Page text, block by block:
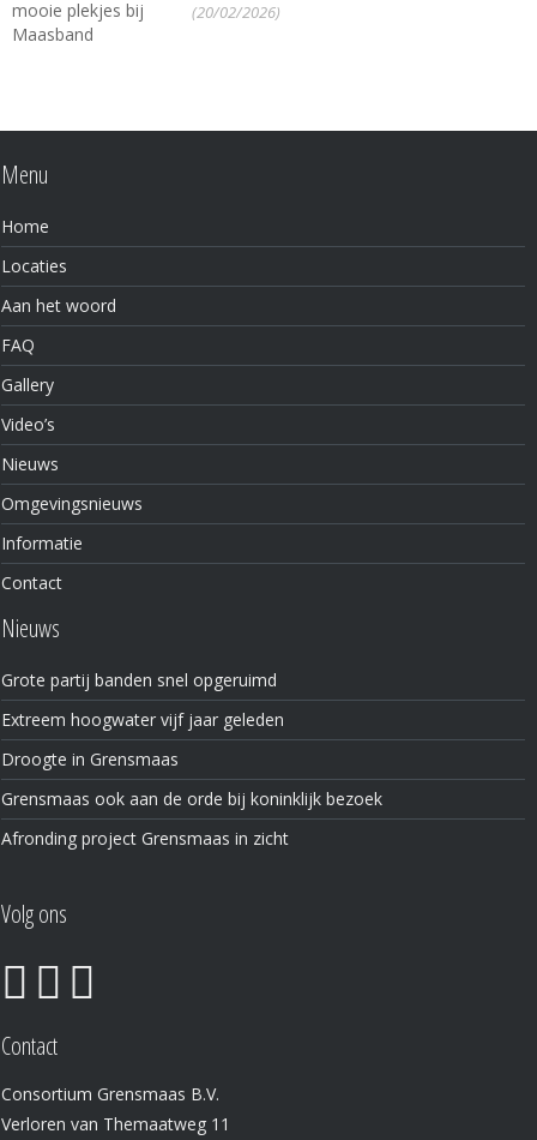
(20/02/2026)
Menu
Home
Locaties
Aan het woord
FAQ
Gallery
Video’s
Nieuws
Omgevingsnieuws
Informatie
Contact
Nieuws
Grote partij banden snel opgeruimd
Extreem hoogwater vijf jaar geleden
Droogte in Grensmaas
Grensmaas ook aan de orde bij koninklijk bezoek
Afronding project Grensmaas in zicht
Volg ons
Contact
Consortium Grensmaas B.V.
Verloren van Themaatweg 11